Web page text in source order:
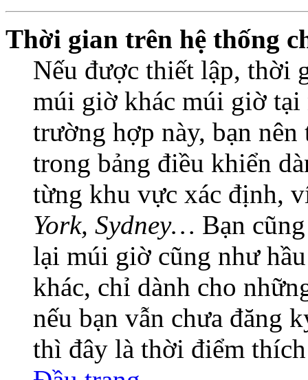
Thời gian trên hệ thống
Nếu được thiết lập, thời
múi giờ khác múi giờ tại
trường hợp này, bạn
trong bảng điều khiển
từng khu vực xác định,
York, Sydney… Bạn
lại múi giờ cũng như
khác, chỉ dành cho
nếu bạn vẫn chưa đăng
thì đây là thời điểm